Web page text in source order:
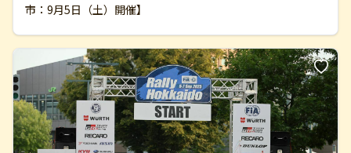
市：9月5日（土）開催】